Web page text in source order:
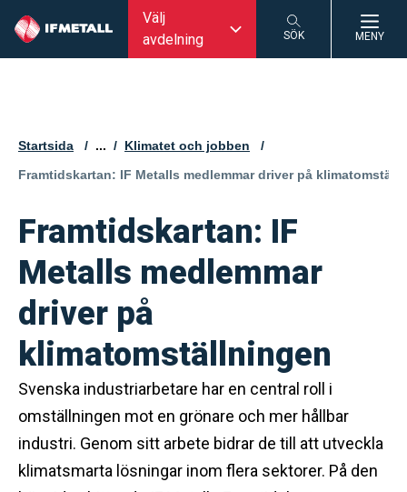
Välj
avdelning
SÖK MENY
Startsida ...
Klimatet och jobben
Aktuell sida:
Framtidskartan: IF Metalls medlemmar driver på
Framtidskartan: IF
Metalls medlemmar
driver på
klimatomställningen
Svenska industriarbetare har en central roll i
omställningen mot en grönare och mer hållbar
industri. Genom sitt arbete bidrar de till att utveckla
klimatsmarta lösningar inom flera sektorer. På den